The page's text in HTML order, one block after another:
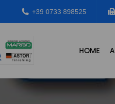
+39 0733 898525
HOME